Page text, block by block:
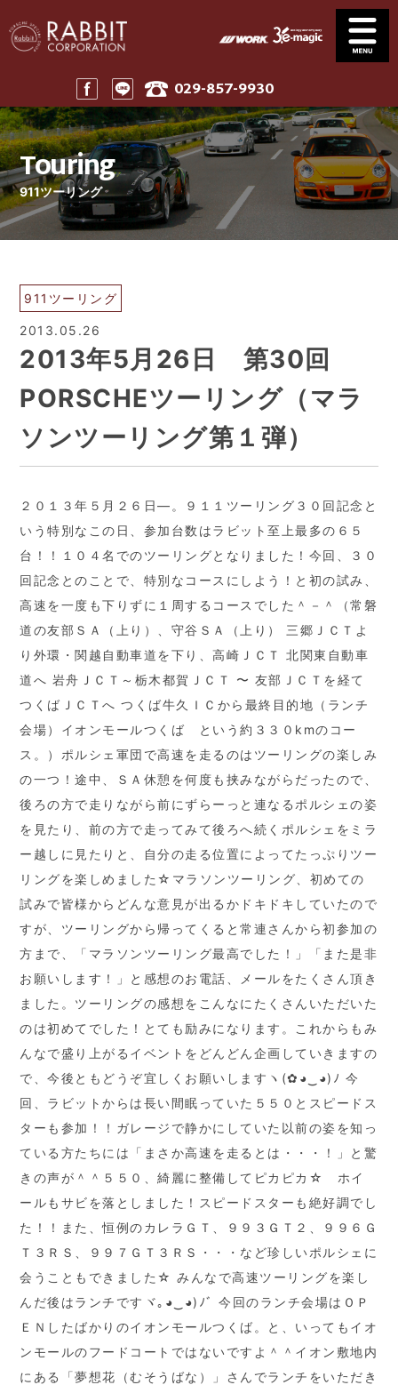
029-857-9930
Service
サービス案内
News
ニュース一覧
Stock
在庫車
Parts
パーツ
Company
会社案内
911 Touring
Home
ホーム
Touring
911ツーリング
911ツーリング
2013.05.26
2013年5月26日 第30回
PORSCHEツーリング（マラ
ソンツーリング第１弾）
２０１３年５月２６日―。９１１ツーリング３０回記念と
いう特別なこの日、参加台数はラビット至上最多の６５
台！！１０４名でのツーリングとなりました！今回、３０
回記念とのことで、特別なコースにしよう！と初の試み、
高速を一度も下りずに１周するコースでした＾－＾（常磐
道の友部ＳＡ（上り）、守谷ＳＡ（上り） 三郷ＪＣＴよ
り外環・関越自動車道を下り、高崎ＪＣＴ 北関東自動車
道へ 岩舟ＪＣＴ～栃木都賀ＪＣＴ 〜 友部ＪＣＴを経て
つくばＪＣＴへ つくば牛久ＩＣから最終目的地（ランチ
会場）イオンモールつくば という約３３０kmのコー
ス。）ポルシェ軍団で高速を走るのはツーリングの楽しみ
の一つ！途中、ＳＡ休憩を何度も挟みながらだったので、
後ろの方で走りながら前にずらーっと連なるポルシェの姿
を見たり、前の方で走ってみて後ろへ続くポルシェをミラ
ー越しに見たりと、自分の走る位置によってたっぷりツー
リングを楽しめました☆マラソンツーリング、初めての
試みで皆様からどんな意見が出るかドキドキしていたので
すが、ツーリングから帰ってくると常連さんから初参加の
方まで、「マラソンツーリング最高でした！」「また是非
お願いします！」と感想のお電話、メールをたくさん頂き
ました。ツーリングの感想をこんなにたくさんいただいた
のは初めてでした！とても励みになります。これからもみ
んなで盛り上がるイベントをどんどん企画していきますの
で、今後ともどうぞ宜しくお願いしますヽ(✿◕‿◕)ﾉ 今
回、ラビットからは長い間眠っていた５５０とスピードス
ターも参加！！ガレージで静かにしていた以前の姿を知っ
ている方たちには「まさか高速を走るとは・・・！」と驚
きの声が＾＾５５０、綺麗に整備してピカピカ☆ ホイ
ールもサビを落としました！スピードスターも絶好調でし
た！！また、恒例のカレラＧＴ、９９３ＧＴ２、９９６Ｇ
Ｔ３ＲＳ、９９７ＧＴ３ＲＳ・・・など珍しいポルシェに
会うこともできました☆ みんなで高速ツーリングを楽し
んだ後はランチですヾ｡◕‿◕)ﾉﾞ 今回のランチ会場はＯＰ
ＥＮしたばかりのイオンモールつくば。と、いってもイオ
ンモールのフードコートではないですよ＾＾イオン敷地内
にある「夢想花（むそうばな）」さんでランチをいただき